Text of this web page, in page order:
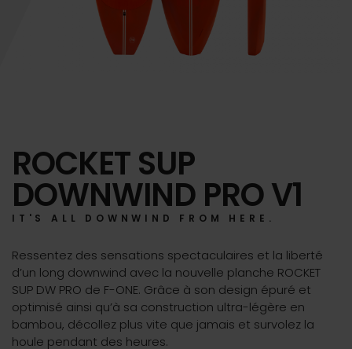
ROCKET SUP
DOWNWIND PRO V1
IT'S ALL DOWNWIND FROM HERE.
Ressentez des sensations spectaculaires et la liberté
d’un long downwind avec la nouvelle planche ROCKET
SUP DW PRO de F-ONE. Grâce à son design épuré et
optimisé ainsi qu’à sa construction ultra-légère en
bambou, décollez plus vite que jamais et survolez la
houle pendant des heures.